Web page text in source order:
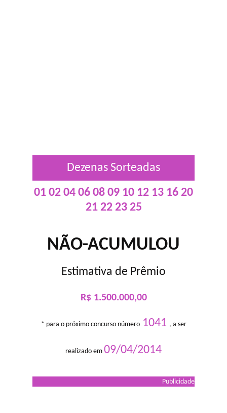
Dezenas Sorteadas
01 02 04 06 08 09 10 12 13 16 20
21 22 23 25
NÃO-ACUMULOU
Estimativa de Prêmio
R$ 1.500.000,00
* para o próximo concurso número1041 , a ser
realizado em 09/04/2014
Publicidade